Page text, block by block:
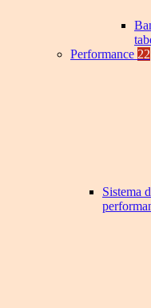
Performance 22
Sistema